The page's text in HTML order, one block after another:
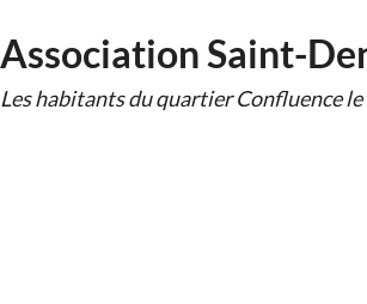
Association Saint-
Les habitants du quartier Confluence